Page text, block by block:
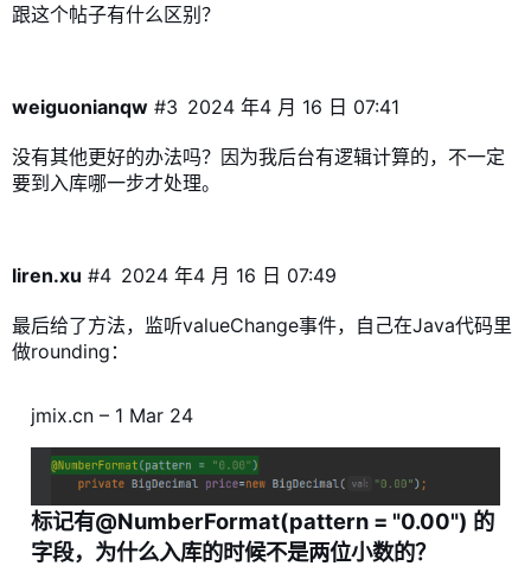
跟这个帖子有什么区别？
weiguonianqw 2024 年4 月 16 日 07:41
#3
没有其他更好的办法吗？因为我后台有逻辑计算的，不一定
要到入库哪一步才处理。
liren.xu 2024 年4 月 16 日 07:49
#4
最后给了方法，监听valueChange事件，自己在Java代码里
做rounding：
jmix.cn – 1 Mar 24
标记有@NumberFormat(pattern = "0.00") 的
字段，为什么入库的时候不是两位小数的？